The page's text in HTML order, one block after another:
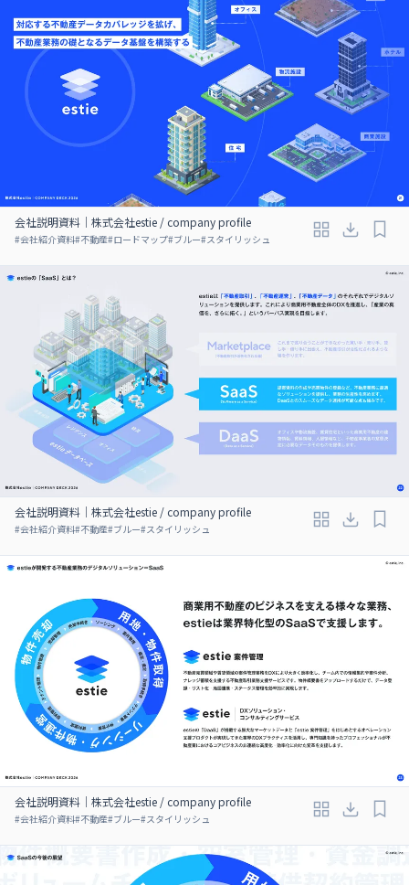
会社説明資料｜株式会社estie / company profile
#会社紹介資料#不動産#ロードマップ#ブルー#スタイリッシュ
会社説明資料｜株式会社estie / company profile
#会社紹介資料#不動産#ブルー#スタイリッシュ
会社説明資料｜株式会社estie / company profile
#会社紹介資料#不動産#ブルー#スタイリッシュ